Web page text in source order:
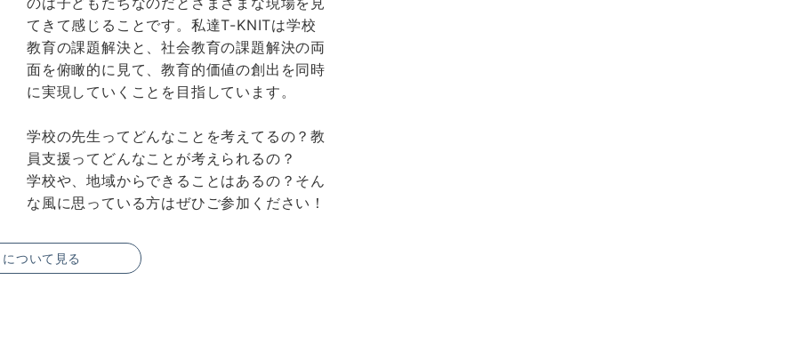
てきて感じることです。私達T-KNITは学校
教育の課題解決と、社会教育の課題解決の両
面を俯瞰的に見て、教育的価値の創出を同時
に実現していくことを目指しています。
学校の先生ってどんなことを考えてるの？教
員支援ってどんなことが考えられるの？
学校や、地域からできることはあるの？そん
な風に思っている方はぜひご参加ください！
ついて見る